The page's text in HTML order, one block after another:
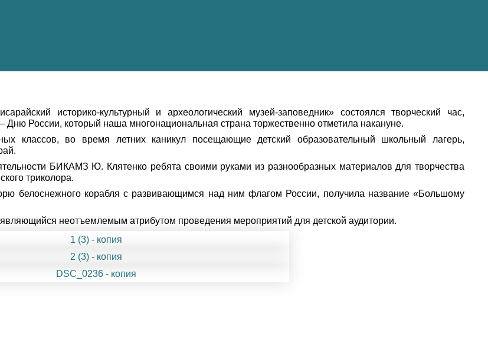
историко-культурный и археологический музей-заповедник» состоялся творческий час,
России, который наша многонациональная страна торжественно отметила накануне.
классов, во время летних каникул посещающие детский образовательный школьный лагерь,
БИКАМЗ Ю. Клятенко ребята своими руками из разнообразных материалов для творчества
триколора.
белоснежного корабля с развивающимся над ним флагом России, получила название «Большому
неотъемлемым атрибутом проведения мероприятий для детской аудитории.